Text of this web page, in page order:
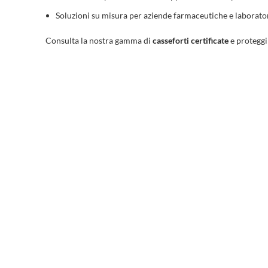
Soluzioni su misura per aziende farmaceutiche e
Consulta la nostra gamma di casseforti certificatee